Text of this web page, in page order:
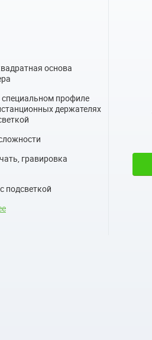
основа
специальном профиле
держателях
гравировка
подсветкой